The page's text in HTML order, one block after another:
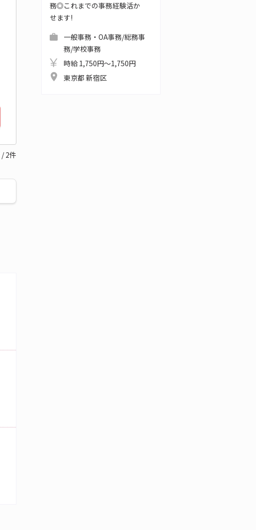
/ 2件
務◎これまでの事務経験活か
せます!
一般事務・OA事務/総務事
務/学校事務
時給 1,750円～1,750円
東京都 新宿区